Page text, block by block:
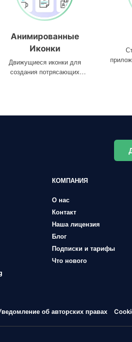
Анимированные
Иконки
Движущиеся иконки для
создания потрясающих
КОМПАНИЯ
О нас
Контакт
Наша лицензия
Блог
Подписки и тарифы
Что нового
об авторских правах